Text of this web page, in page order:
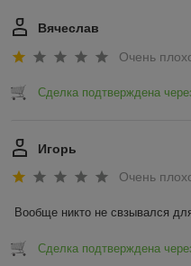
Вячеслав
Очень
Сделка подтверждена
Игорь
Очень
Вообще никто не свзывался
Сделка подтверждена